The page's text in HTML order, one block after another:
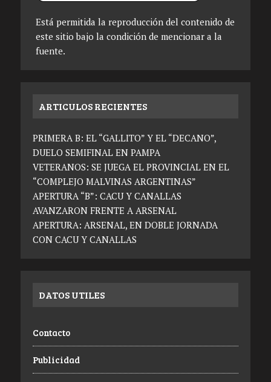
Está permitida la reproducción del contenido de
este sitio bajo la condición de mencionar a la
fuente.
ARTICULOS RECIENTES
PRIMERA B: EL “GALLITO” Y EL “DECANO”,
DUELO SEMIFINAL EN PAMPA
VETERANOS: SE JUEGA EL PROVINCIAL EN EL
“COMPLEJO MALVINAS ARGENTINAS”
APERTURA “B”: CACU Y CANALLAS
AVANZARON FRENTE A ARSENAL
APERTURA: ARSENAL, EN DOBLE JORNADA
CON CACU Y CANALLAS
DATOS UTILES
Contacto
Publicidad